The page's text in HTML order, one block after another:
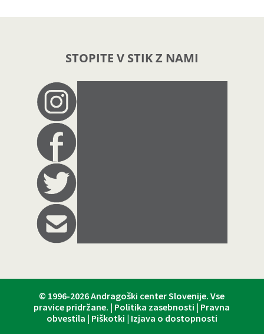
STOPITE V STIK Z NAMI
© 1996-2026Andragoški center Slovenije. Vse
pravice pridržane. | Politika zasebnosti | Pravna
obvestila | Piškotki | Izjava o dostopnosti